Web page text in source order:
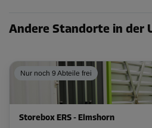
Andere Standorte in der
Nur noch 9 Abteile frei
Storebox ERS - Elmshorn